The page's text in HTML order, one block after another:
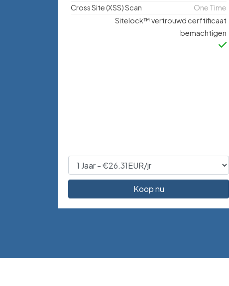
Cross Site (XSS) Scan
One Time
Sitelock™ vertrouwd cerftificaat
bemachtigen
Koop nu